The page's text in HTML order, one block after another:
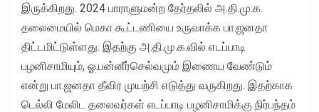
இருக்கிறது. 2024 பாராளுமன்ற தேர்தலில் அ.தி.மு.க.
தலைமையில் மெகா கூட்டணியை உருவாக்க பா.ஜனதா
திட்டமிட்டுள்ளது. இதற்கு அ.தி.மு.க.வில் எடப்பாடி
பழனிசாமியும், ஓ.பன்னீர்செல்வமும் இணைய வேண்டும்
என்று பா.ஜனதா தீவிர முயற்சி எடுத்து வருகிறது. இதற்காக
டெல்லி மேலிட தலைவர்கள் எடப்பாடி பழனிசாமிக்கு நிர்பந்தம்